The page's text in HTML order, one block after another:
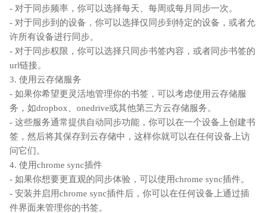
- 对于同步频率，你可以选择每天、每周或每月同步一次。
- 对于同步到的设备，你可以选择仅同步到特定的设备，或者允
许所有设备进行同步。
- 对于同步权限，你可以选择只同步书签内容，或者同步书签的
url链接。
3. 使用云存储服务
- 如果你希望更灵活地管理你的书签，可以考虑使用云存储服
务，如dropbox、onedrive或其他第三方云存储服务。
- 这些服务通常提供自动同步功能，你可以在一个设备上创建书
签，然后将其保存到云存储中，这样你就可以在任何设备上访
问它们。
4. 使用chrome sync插件
- 如果你想要更直观的同步体验，可以使用chrome sync插件。
- 安装并启用chrome sync插件后，你可以在任何设备上通过插
件界面来管理你的书签。